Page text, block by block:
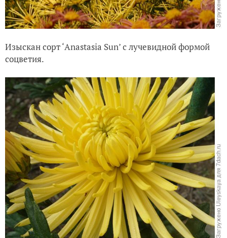
Изыскан сорт ‘Anastasia Sun’ с лучевидной формой
соцветия.